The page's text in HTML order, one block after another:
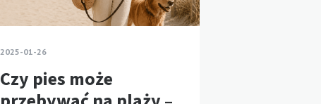
2025-01-26
Czy pies może